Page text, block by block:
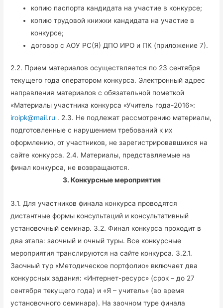
копию паспорта кандидата на участие в конкурсе;
копию трудовой книжки кандидата на участие в
конкурсе;
договор с АОУ РС(Я) ДПО ИРО и ПК (приложение 7).
2.2. Прием материалов осуществляется по 23 сентября
текущего года оператором конкурса. Электронный адрес
направления материалов с обязательной пометкой
«Материалы участника конкурса «Учитель года-2016»:
iroipk@mail.ru . 2.3. Не подлежат рассмотрению материалы,
подготовленные с нарушением требований к их
оформлению, от участников, не зарегистрировавшихся на
сайте конкурса. 2.4. Материалы, представляемые на
финал конкурса, не возвращаются.
3. Конкурсные мероприятия
3.1. Для участников финала конкурса проводятся
дистантные формы консультаций и консультативный
установочный семинар. 3.2. Финал конкурса проходит в
два этапа: заочный и очный туры. Все конкурсные
мероприятия транслируются на сайте конкурса. 3.2.1.
Заочный тур «Методическое портфолио» включает два
конкурсных задания: «Интернет-ресурс» (срок – до 27
сентября текущего года) и «Я – учитель» (во время
установочного семинара). На заочном туре финала